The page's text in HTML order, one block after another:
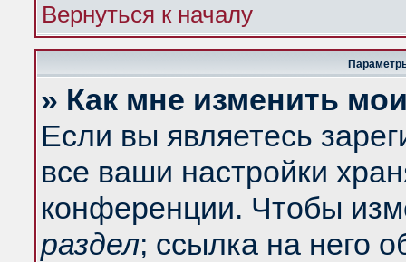
Вернуться к началу
» Как мне изменить
Если вы являетесь
все ваши настройки
конференции. Чтобы
раздел; ссылка на него